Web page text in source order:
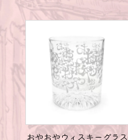
おやおやウィスキーグラス